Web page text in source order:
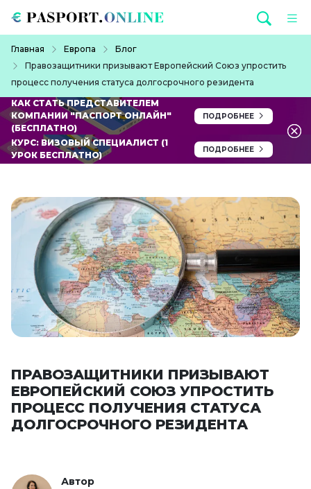
Главная Европа
Блог
Правозащитники призывают Европейский Союз упростить
процесс получения статуса долгосрочного резидента
КАК СТАТЬ ПРЕДСТАВИТЕЛЕМ
КОМПАНИИ "ПАСПОРТ ОНЛАЙН"
(БЕСПЛАТНО)
ПОДРОБНЕЕ
КУРС: ВИЗОВЫЙ СПЕЦИАЛИСТ (1
УРОК БЕСПЛАТНО)
ПОДРОБНЕЕ
ПРАВОЗАЩИТНИКИ ПРИЗЫВАЮТ
ЕВРОПЕЙСКИЙ СОЮЗ УПРОСТИТЬ
ПРОЦЕСС ПОЛУЧЕНИЯ СТАТУСА
ДОЛГОСРОЧНОГО РЕЗИДЕНТА
Автор